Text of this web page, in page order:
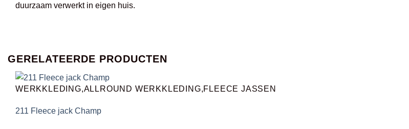
duurzaam verwerkt in eigen huis.
GERELATEERDE PRODUCTEN
WERKKLEDING,ALLROUND WERKKLEDING,FLEECE JASSEN
211 Fleece jack Champ